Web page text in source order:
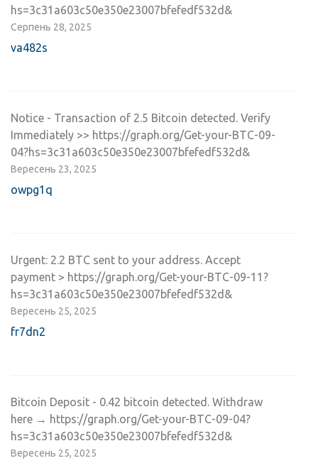
hs=3c31a603c50e350e23007bfefedf532d&
Серпень 28, 2025
va482s
Notice - Transaction of 2.5 Bitcoin detected. Verify
Immediately >> https://graph.org/Get-your-BTC-09-
04?hs=3c31a603c50e350e23007bfefedf532d&
Вересень 23, 2025
owpg1q
Urgent: 2.2 BTC sent to your address. Accept
payment > https://graph.org/Get-your-BTC-09-11?
hs=3c31a603c50e350e23007bfefedf532d&
Вересень 25, 2025
fr7dn2
Bitcoin Deposit - 0.42 bitcoin detected. Withdraw
here → https://graph.org/Get-your-BTC-09-04?
hs=3c31a603c50e350e23007bfefedf532d&
Вересень 25, 2025